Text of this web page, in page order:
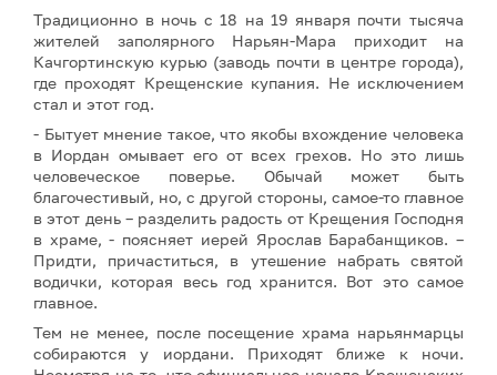
Традиционно в ночь с 18 на 19 января почти тысяча
жителей заполярного Нарьян-Мара приходит на
Качгортинскую курью (заводь почти в центре города),
где проходят Крещенские купания. Не исключением
стал и этот год.
- Бытует мнение такое, что якобы вхождение человека
в Иордан омывает его от всех грехов. Но это лишь
человеческое поверье. Обычай может быть
благочестивый, но, с другой стороны, самое-то главное
в этот день – разделить радость от Крещения Господня
в храме, - поясняет иерей Ярослав Барабанщиков. –
Придти, причаститься, в утешение набрать святой
водички, которая весь год хранится. Вот это самое
главное.
Тем не менее, после посещение храма нарьянмарцы
собираются у иордани. Приходят ближе к ночи.